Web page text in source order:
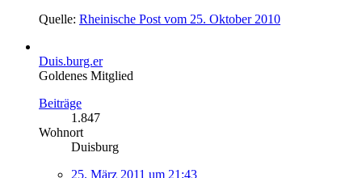
Quelle: Rheinische Post vom 25. Oktober 2010
Duis.burg.er
Goldenes Mitglied
Beiträge
1.847
Wohnort
Duisburg
25. März 2011 um 21:43